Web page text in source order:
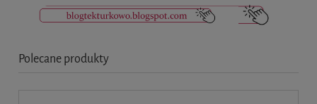
Polecane produkty